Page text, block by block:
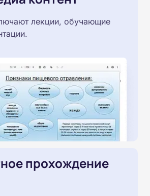
лекции, обучающие
прохождение